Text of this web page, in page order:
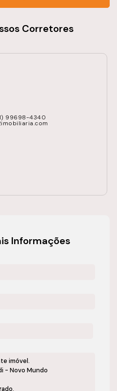
Corretores
99698-4340
Informações